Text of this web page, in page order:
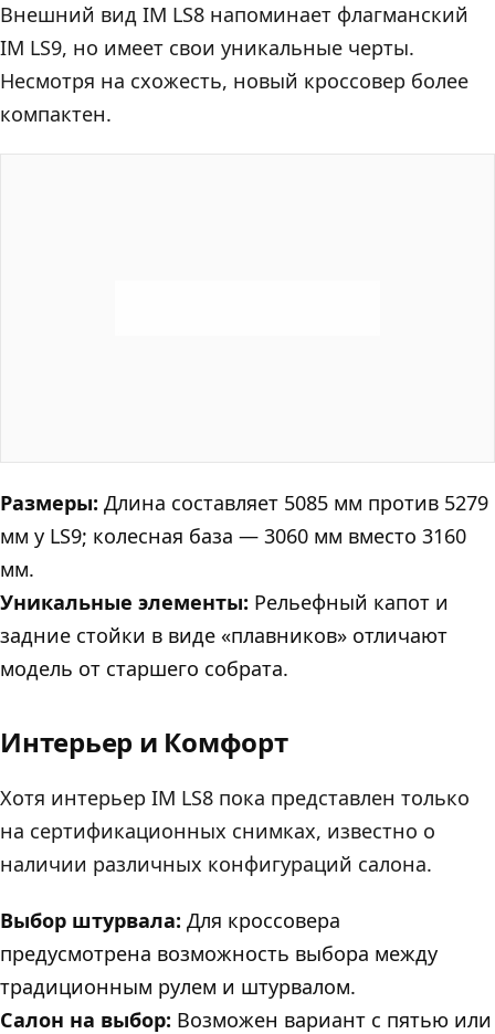
Внешний вид IM LS8 напоминает флагманский
IM LS9, но имеет свои уникальные черты.
Несмотря на схожесть, новый кроссовер более
компактен.
Размеры: Длина составляет 5085 мм против 5279
мм у LS9; колесная база — 3060 мм вместо 3160
мм.
Уникальные элементы: Рельефный капот и
задние стойки в виде «плавников» отличают
модель от старшего собрата.
Интерьер и Комфорт
Хотя интерьер IM LS8 пока представлен только
на сертификационных снимках, известно о
наличии различных конфигураций салона.
Выбор штурвала: Для кроссовера
предусмотрена возможность выбора между
традиционным рулем и штурвалом.
Салон на выбор: Возможен вариант с пятью или